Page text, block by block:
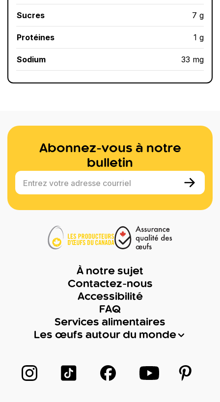
Sucres 7 g
Protéines 1 g
Sodium 33 mg
Abonnez-vous à notre
bulletin
Entrez votre adresse courriel
À notre sujet
Contactez-nous
Accessibilité
FAQ
Services alimentaires
Les œufs autour du monde
Suivez-nous sur Instagram
Suivez-nous sur TikTok
Suivez-nous sur Facebook
Suivez-nous sur